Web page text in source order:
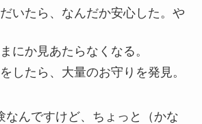
いたら、なんだか安心した。や
にか見あたらなくなる。
したら、大量のお守りを発見。
なんですけど、ちょっと（かな